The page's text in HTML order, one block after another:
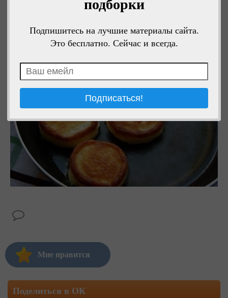
подборки
Подпишитесь на лучшие материалы сайта.
Это бесплатно. Сейчас и всегда.
Приятного аппетита!
Мне нравится
Поделиться в ОК